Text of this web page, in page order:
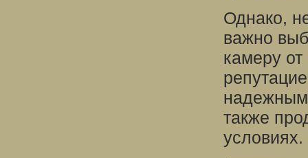
Однако,
важно
камеру
также
условиях.